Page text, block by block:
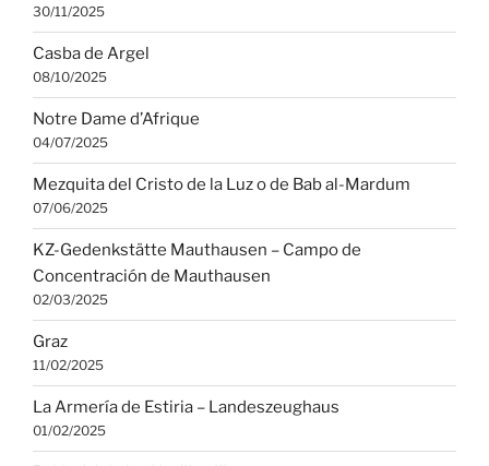
30/11/2025
Casba de Argel
08/10/2025
Notre Dame d’Afrique
04/07/2025
Mezquita del Cristo de la Luz o de Bab al-Mardum
07/06/2025
KZ-Gedenkstätte Mauthausen – Campo de
Concentración de Mauthausen
02/03/2025
Graz
11/02/2025
La Armería de Estiria – Landeszeughaus
01/02/2025